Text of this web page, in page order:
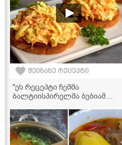
შეინახე რეცეპტი
"ეს რეცეპტი ჩემმა
ბალტიისპირელმა ბებიამ
გადასარევია როგორც
საუზმედ, ისე
წასახემსებლადაც და თან შავ
პურსაც ძალიან უხდება" -